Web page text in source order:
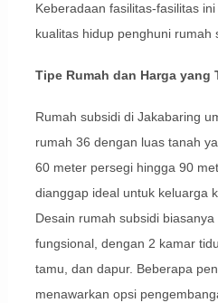
Keberadaan fasilitas-fasilitas
kualitas hidup penghuni rumah
Tipe Rumah dan Harga yang
Rumah subsidi di Jakabaring
rumah 36 dengan luas tanah
60 meter persegi hingga 90
dianggap ideal untuk keluarga
Desain rumah subsidi
fungsional, dengan 2 kamar
tamu, dan dapur. Beberapa
menawarkan opsi